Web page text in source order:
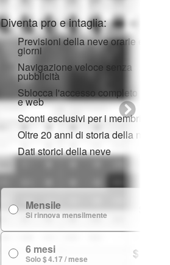
Diventa pro e intaglia:
Previsioni della neve orarie e a 16
giorni
Navigazione veloce senza
pubblicità
Sblocca l'accesso completo su app
e web
Sconti esclusivi per i membri
Oltre 20 anni di storia della neve
Dati storici della neve
Mensile
Si rinnova mensilmente
6 mesi
Solo $ 4.17 / mese $ 24.99